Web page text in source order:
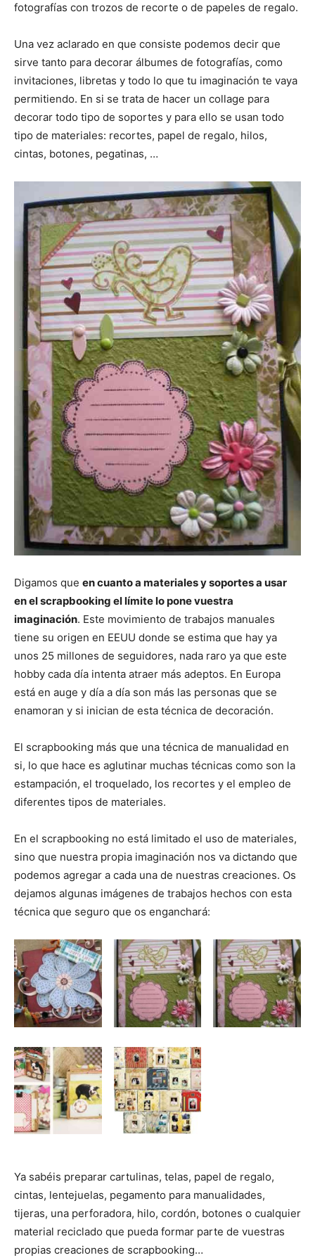
n n n n n
fotografías con trozos de recorte o de papeles de regalo.
Una vez aclarado en que consiste podemos decir que
sirve tanto para decorar álbumes de fotografías, como
invitaciones, libretas y todo lo que tu imaginación te vaya
permitiendo. En si se trata de hacer un collage para
decorar todo tipo de soportes y para ello se usan todo
tipo de materiales: recortes, papel de regalo, hilos,
cintas, botones, pegatinas, …
Digamos que en cuanto a materiales y soportes a usar
en el scrapbooking el límite lo pone vuestra
imaginación. Este movimiento de trabajos manuales
tiene su origen en EEUU donde se estima que hay ya
unos 25 millones de seguidores, nada raro ya que este
hobby cada día intenta atraer más adeptos. En Europa
está en auge y día a día son más las personas que se
enamoran y si inician de esta técnica de decoración.
El scrapbooking más que una técnica de manualidad en
si, lo que hace es aglutinar muchas técnicas como son la
estampación, el troquelado, los recortes y el empleo de
diferentes tipos de materiales.
En el scrapbooking no está limitado el uso de materiales,
sino que nuestra propia imaginación nos va dictando que
podemos agregar a cada una de nuestras creaciones. Os
dejamos algunas imágenes de trabajos hechos con esta
técnica que seguro que os enganchará:
Ya sabéis preparar cartulinas, telas, papel de regalo,
cintas, lentejuelas, pegamento para manualidades,
tijeras, una perforadora, hilo, cordón, botones o cualquier
material reciclado que pueda formar parte de vuestras
propias creaciones de scrapbooking…